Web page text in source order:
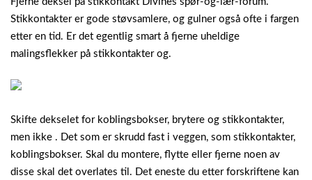
Stikkontakter er gode støvsamlere, og gulner også ofte i fargen
etter en tid. Er det egentlig smart å fjerne uheldige
malingsflekker på stikkontakter og.
Skifte dekselet for koblingsbokser, brytere og stikkontakter,
men ikke . Det som er skrudd fast i veggen, som stikkontakter,
koblingsbokser. Skal du montere, flytte eller fjerne noen av
disse skal det overlates til. Det eneste du etter forskriftene kan